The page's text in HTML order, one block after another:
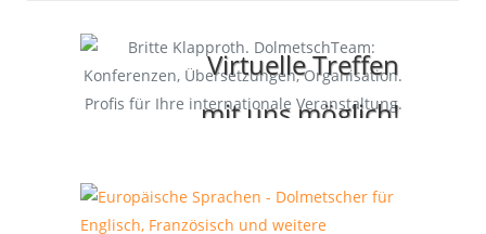
Virtuelle Treffen
mit uns möglich!